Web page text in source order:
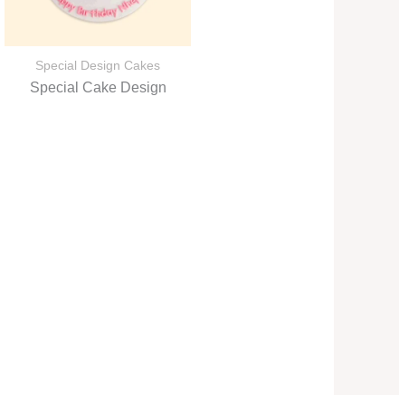
Special Design Cakes
Special Cake Design